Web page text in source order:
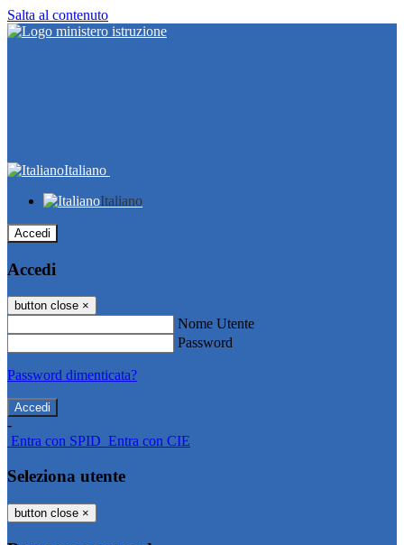
Salta al contenuto
Italiano
Italiano
Accedi
Accedi
button close ×
Nome Utente
Password
Password dimenticata?
-
Entra con SPID Entra con CIE
Seleziona utente
button close ×